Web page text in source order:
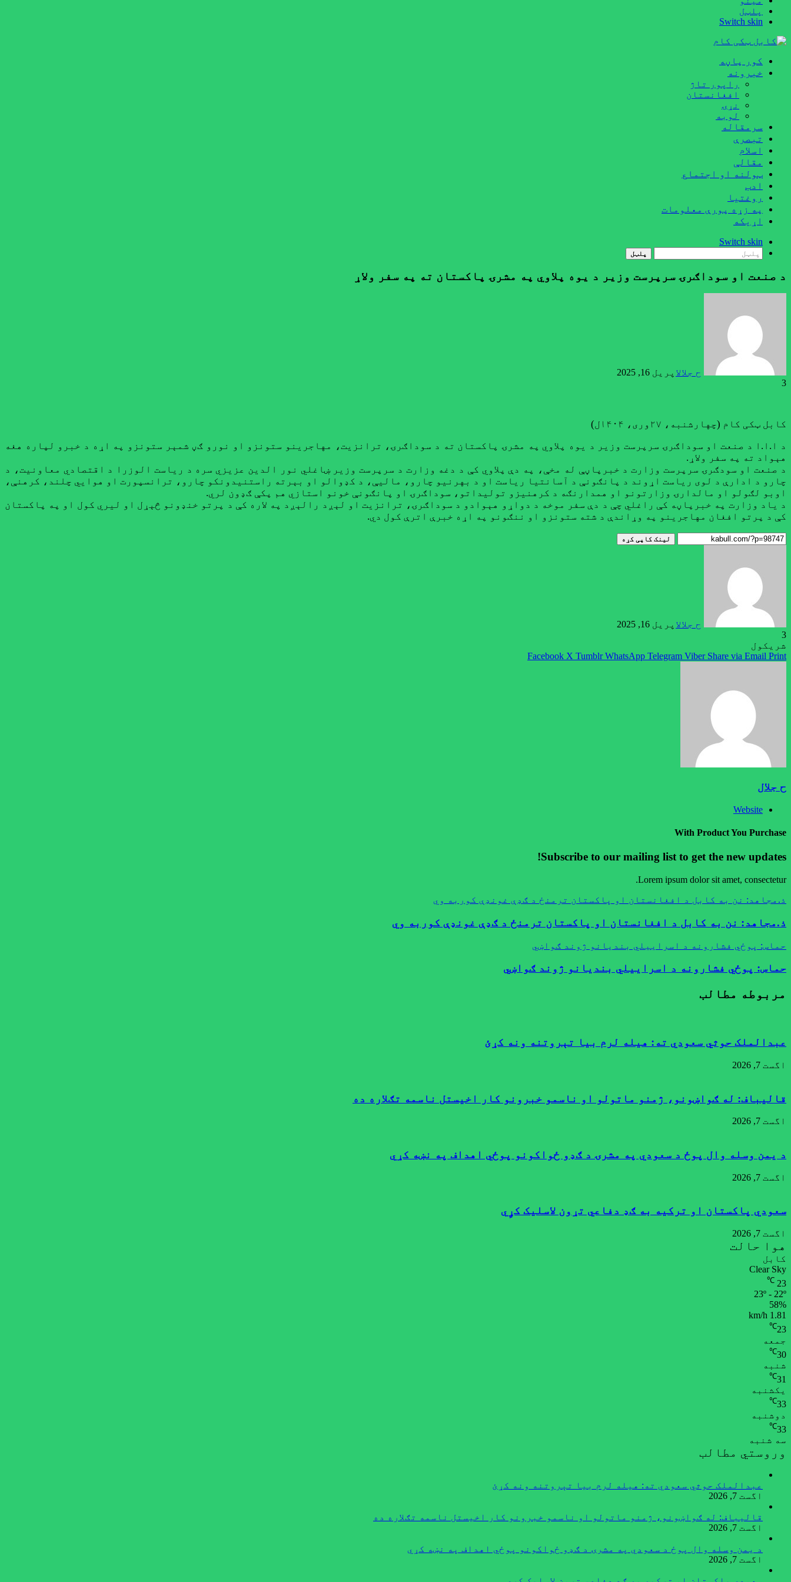
پلټل
Switch skin
کور پاڼه
خبرونه
راپور تاژ
افغانستان
نړۍ
لوبه
سرمقاله
تبصرې
اسلام
مقالې
ټولنه او اجتماع
ادب
روغتيا
په زړه پورې معلومات
اړيکه
Switch skin
پلټل
‏د صنعت او سوداګرۍ سرپرست وزیر د یوه پلاوي په مشرۍ پاکستان ته په سفر ولاړ
ح جلال اپریل 16, 2025
3
کابل ټکی کام (چهارشنبه، ۲۷وری، ۱۴۰۴ل)
‏د ا.ا.ا د صنعت او سوداګرۍ سرپرست وزیر د یوه پلاوي په مشرۍ پاکستان ته د سوداګرۍ، ترانزيت، مهاجرينو ستونزو او نورو ګڼ شمېر ستونزو په اړه د خبرو لپاره هغه
هېواد ته په سفر ولاړ.
د صنعت او سودګرۍ سرپرست وزارت د خبرپاڼې له مخې، په دې پلاوي کې د دغه وزارت د سرپرست وزیر ښاغلي نور الدین عزیزي سره د ریاست الوزرا د اقتصادي معاونیت، د
چارو د ادارې د لوی ریاست اړوند د پانګونې ‏د آسانتیا ریاست او د بهرنیو چارو، مالیې، د کډوالو او بېرته راستنیدونکو چارو، ترانسپورت او هوایي چلند، کرهنې،
اوبو لګولو او مالدارۍ وزارتونو او همدارنګه د کرهنیزو تولیداتو، سوداګرۍ او پانګونې خونو استازي هم پکې ګډون لري.
د ياد وزارت په خبرپاڼه کې راغلي چې د دې سفر موخه د دواړو هېوادو د سوداګرۍ، ترانزیت او لېږد رالېږد په لاره کې د پرتو خنډونو څېړل او لیري کول او په پاکستان
کې د پرتو افغان مهاجرینو په وړاندې د شته ستونزو او ننګونو په اړه خبرې اترې کول دي.
لینک کاپی کړه
ح جلال اپریل 16, 2025
3
شریکول
Facebook X Tumblr WhatsApp Telegram Viber Share via Email Print
ح جلال
Website
With Product You Purchase
Subscribe to our mailing list to get the new updates!
Lorem ipsum dolor sit amet, consectetur.
ذ.مجاهد: نن به کابل د افغانستان او پاکستان ترمنځ د ګډې غونډې کوربه وي
ذ.مجاهد: نن به کابل د افغانستان او پاکستان ترمنځ د ګډې غونډې کوربه وي
حماس: پوځي فشارونه د اسراييلي بنديانو ژوند ګواښي
حماس: پوځي فشارونه د اسراييلي بنديانو ژوند ګواښي
مربوطه مطالب
عبدالملک حوثي سعودي ته: هیله لرم بیا تېروتنه ونه کړئ
اگست 7, 2026
قالیباف: له ګواښونو، ژمنو ماتولو او ناسمو خبرونو کار اخیستل ناسمه تګلاره ده
اگست 7, 2026
د یمن وسله وال پوځ د سعودي په مشرۍ د ګډو ځواکونو پوځي اهداف په نښه کړي
اگست 7, 2026
سعودي پاکستان او ترکیه به ګډ دفاعي تړون لاسلیک کړٍي
اگست 7, 2026
هوا حالت
کابل
Clear Sky
23
℃
23º - 22º
58%
1.81 km/h
23
℃
جمعه
30
℃
شنبه
31
℃
یکشنبه
33
℃
دوشنبه
33
℃
سه شنبه
وروستي مطالب
عبدالملک حوثي سعودي ته: هیله لرم بیا تېروتنه ونه کړئ
اگست 7, 2026
قالیباف: له ګواښونو، ژمنو ماتولو او ناسمو خبرونو کار اخیستل ناسمه تګلاره ده
اگست 7, 2026
د یمن وسله وال پوځ د سعودي په مشرۍ د ګډو ځواکونو پوځي اهداف په نښه کړي
اگست 7, 2026